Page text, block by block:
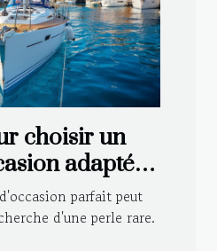
choisir un
adapté à
parfait peut
d'une perle rare.